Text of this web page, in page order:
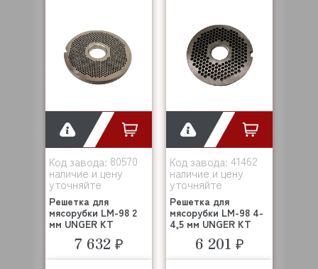
Код завода: 80570
наличие и цену
уточняйте
Решетка для
мясорубки LM-98 2
мм UNGER KT
7 632 ₽
Код завода: 41462
наличие и цену
уточняйте
Решетка для
мясорубки LM-98 4-
4,5 мм UNGER KT
6 201 ₽